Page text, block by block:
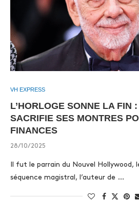
VH EXPRESS
L’HORLOGE SONNE LA FIN
SACRIFIE SES MONTRES
FINANCES
28/10/2025
Il fut le parrain du Nouvel Hollywood,
séquence magistral, l’auteur de …